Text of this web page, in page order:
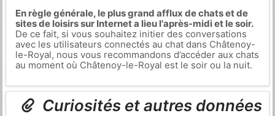
En règle générale, le plus grand afflux de chats et de
sites de loisirs sur Internet a lieu l'après-midi et le soir.
De ce fait, si vous souhaitez initier des conversations
avec les utilisateurs connectés au chat dans Châtenoy-
le-Royal, nous vous recommandons d’accéder aux chats
au moment où Châtenoy-le-Royal est le soir ou la nuit.
Curiosités et autres données